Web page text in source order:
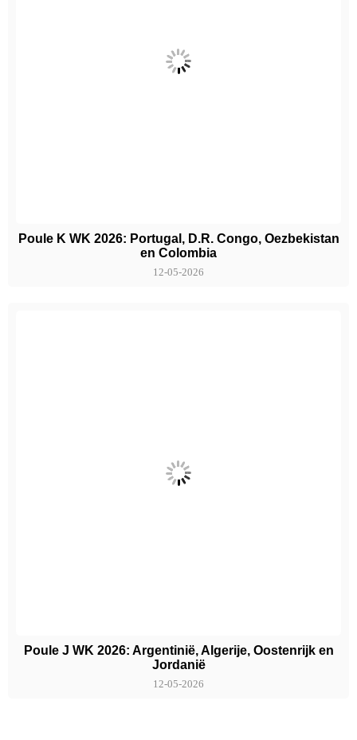
Poule K WK 2026: Portugal, D.R. Congo, Oezbekistan
en Colombia
12-05-2026
Poule J WK 2026: Argentinië, Algerije, Oostenrijk en
Jordanië
12-05-2026